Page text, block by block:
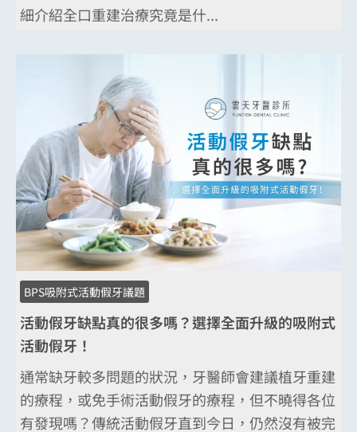
細介紹全口重建治療究竟是什...
BPS吸附式活動假牙議題
活動假牙缺點真的很多嗎？選擇全面升級的吸附式
活動假牙！
通常缺牙較多問題的狀況，牙醫師會建議植牙重建
的療程，或免手術活動假牙的療程，但不曉得各位
有發現嗎？傳統活動假牙直到今日，仍然沒有被完